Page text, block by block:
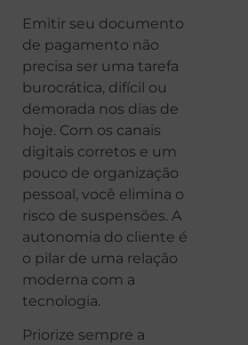
Emitir seu documento
de pagamento não
precisa ser uma tarefa
burocrática, difícil ou
demorada nos dias de
hoje. Com os canais
digitais corretos e um
pouco de organização
pessoal, você elimina o
risco de suspensões. A
autonomia do cliente é
o pilar de uma relação
moderna com a
tecnologia.
Priorize sempre a